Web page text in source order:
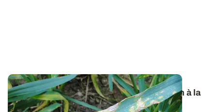
Maladies du triticale : adapter la protection à la
sensibilité variétale